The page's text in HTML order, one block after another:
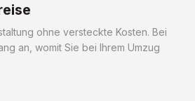
ohne versteckte Kosten. Bei
an, womit Sie bei Ihrem Umzug